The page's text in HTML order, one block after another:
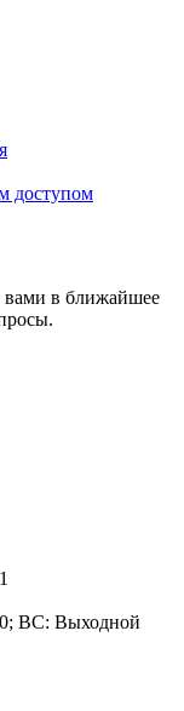
доступом
вами в ближайшее
ВС: Выходной